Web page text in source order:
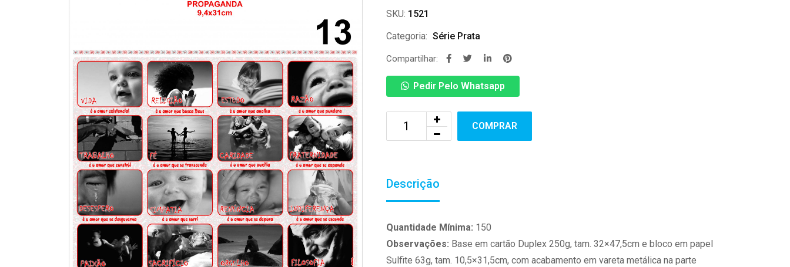
SKU: 1521
Categoria: Série Prata
Compartilhar:
Pedir Pelo Whatsapp
COMPRAR
Descrição
Quantidade Mínima: 150
Observações: Base em cartão Duplex 250g, tam. 32×47,5cm e bloco em papel
Sulfite 63g, tam. 10,5×31,5cm, com acabamento em vareta metálica na parte